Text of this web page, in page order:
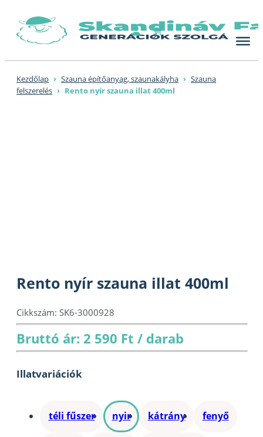
content
Kezdőlap › Szauna építőanyag, szaunakályha › Szauna
felszerelés › Rento nyír szauna illat 400ml
Rento nyír szauna illat 400ml
Cikkszám: SK6-3000928
Bruttó ár: 2 590 Ft / darab
Illatvariációk
téli fűszer nyir kátrány fenyő